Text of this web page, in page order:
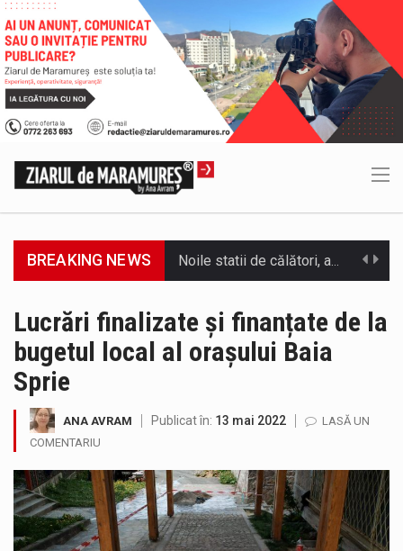
BREAKING NEWS Municipiul Baia Mare, prin Serviciul Public Comunitar Local de Evidență a Persoanelor - Serviciul Evidența Persoanelor, îi informează pe cetățenii…
Testarea independentă a sistemului e-Terra, realizată de STS, DNSC și Cyberint, a mai parcurs o rundă de evaluare. Un număr…
Vremea va fi caniculară. Disconfortul termic va fi accentuat, iar indicele temperatură-umezeală (ITU) va depăși pragul critic de 80 de…
COD GALBEN. Interval de valabilitate: 07 august, ora 12.00 – 07 august, ora 23.00 / Fenomene vizate: instabilitate atmosferică, intensificări…
Lucrări finalizate și finanțate de la
bugetul local al orașului Baia
Sprie
ANA AVRAM Publicat în: 13 mai 2022
LASĂ UN
COMENTARIU